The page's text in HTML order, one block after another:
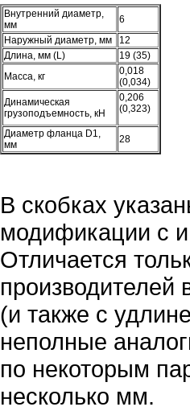
Внутренний диаметр,
мм
6
Наружный диаметр, мм
12
Длина, мм (L)
19 (35)
Масса, кг
0,018
(0,034)
Динамическая
грузоподъемность, кН
0,206
(0,323)
Диаметр фланца D1,
мм
28
В скобках
модификации с
Отличается
производителей
(и также с
неполные
по некоторым
несколько мм.